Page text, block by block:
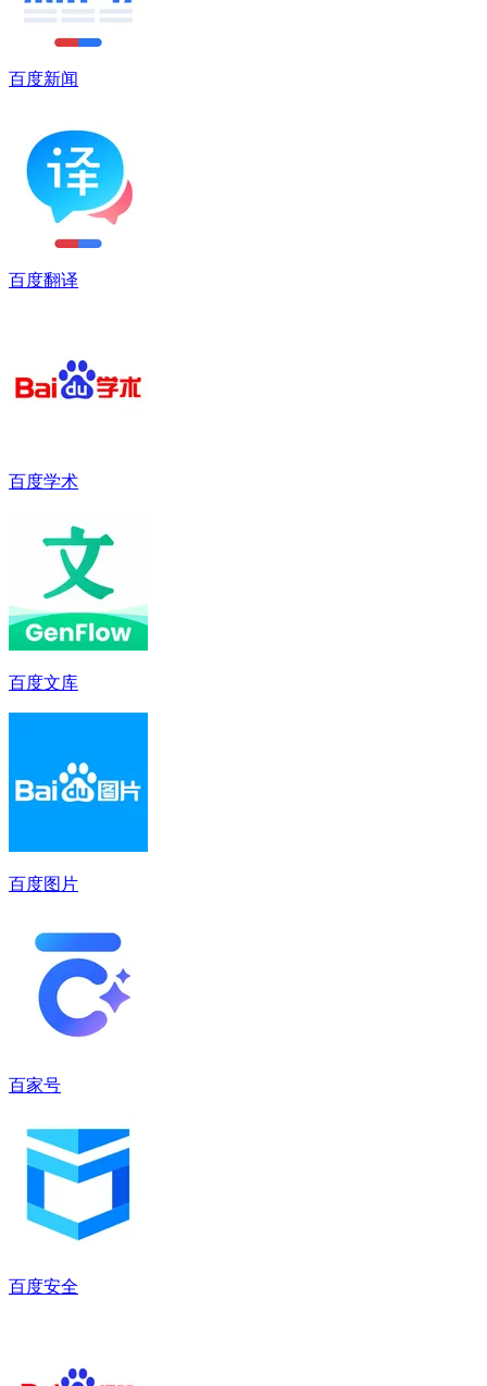
百度新闻
百度翻译
百度学术
百度文库
百度图片
百家号
百度安全